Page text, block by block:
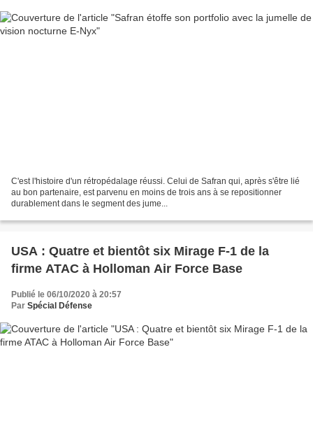
C'est l'histoire d'un rétropédalage réussi. Celui de Safran qui, après s'être lié
au bon partenaire, est parvenu en moins de trois ans à se repositionner
durablement dans le segment des jume...
USA : Quatre et bientôt six Mirage F-1 de la
firme ATAC à Holloman Air Force Base
Publié le 06/10/2020 à 20:57
Par Spécial Défense